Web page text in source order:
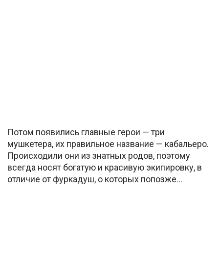
Потом появились главные герои — три
мушкетера, их правильное название — кабальеро.
Происходили они из знатных родов, поэтому
всегда носят богатую и красивую экипировку, в
отличие от фуркадуш, о которых попозже…